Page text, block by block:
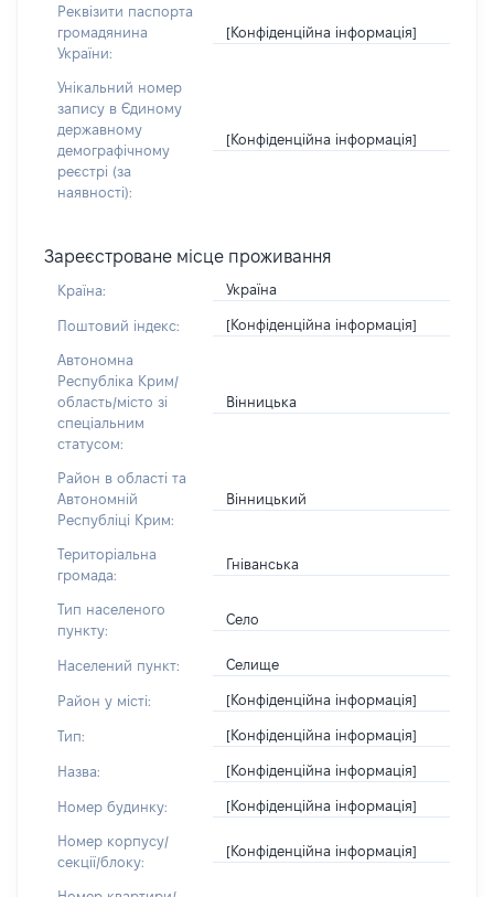
Реквізити паспорта
громадянина
України:
[Конфіденційна інформація]
Унікальний номер
запису в Єдиному
державному
демографічному
реєстрі (за
наявності):
[Конфіденційна інформація]
Зареєстроване місце проживання
Країна: Україна
Поштовий індекс: [Конфіденційна інформація]
Автономна
Республіка Крим/
область/місто зі
спеціальним
статусом:
Вінницька
Район в області та
Автономній
Республіці Крим:
Вінницький
Територіальна
громада:
Гніванська
Тип населеного
пункту:
Село
Населений пункт: Селище
Район у місті: [Конфіденційна інформація]
Тип: [Конфіденційна інформація]
Назва: [Конфіденційна інформація]
Номер будинку: [Конфіденційна інформація]
Номер корпусу/
секції/блоку:
[Конфіденційна інформація]